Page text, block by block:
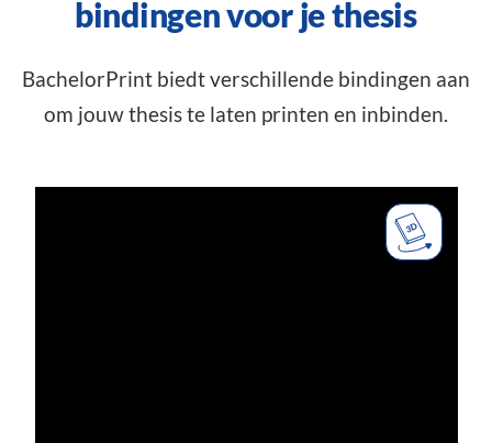
bindingen voor je thesis
BachelorPrint biedt verschillende bindingen aan
om jouw thesis te laten printen en inbinden.